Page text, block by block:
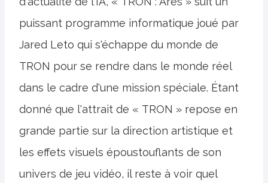
puissant programme informatique joué par
Jared Leto qui s'échappe du monde de
TRON pour se rendre dans le monde réel
dans le cadre d'une mission spéciale. Étant
donné que l'attrait de « TRON » repose en
grande partie sur la direction artistique et
les effets visuels époustouflants de son
univers de jeu vidéo, il reste à voir quel